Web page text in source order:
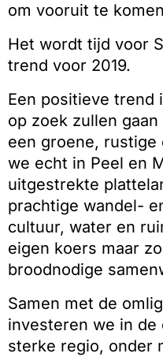
om vooruit te
Het wordt tijd voor
trend voor 2019.
Een positieve trend
op zoek zullen
een groene, rustige
we echt in Peel en
uitgestrekte
prachtige wandel-
cultuur, water en
eigen koers maar
broodnodige
Samen met de
investeren we in de
sterke regio, onder